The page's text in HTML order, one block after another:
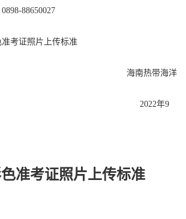
88650027
考证照片上传标准
热带海洋
年9
准考证照片上传标准